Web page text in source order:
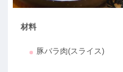
材料
豚バラ肉(スライス)